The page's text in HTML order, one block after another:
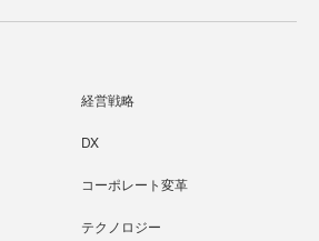
経営戦略
DX
コーポレート変革
テクノロジー